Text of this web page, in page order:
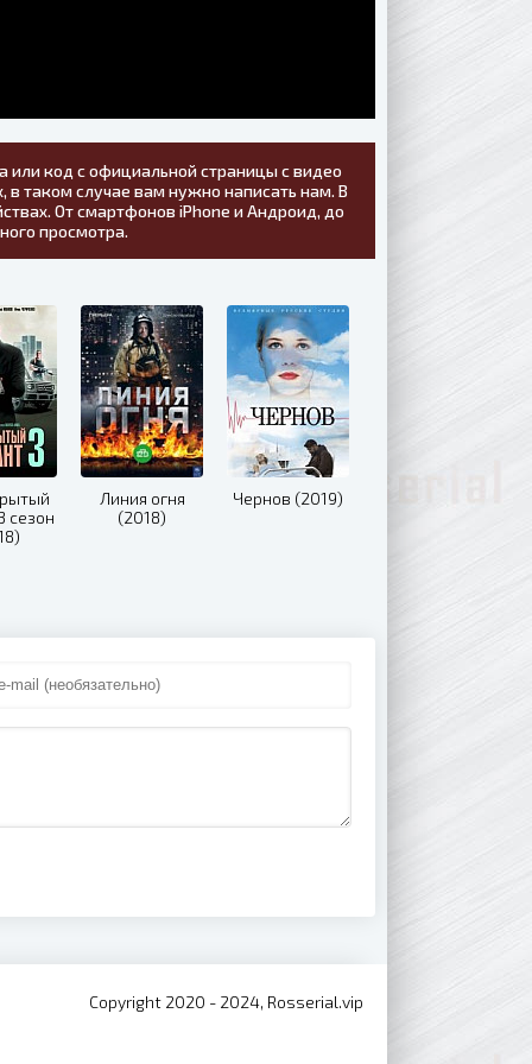
код с официальной страницы с видео
в таком случае вам нужно написать нам. В
От смартфонов iPhone и Андроид, до
просмотра.
сезон
Линия огня
(2018)
Чернов (2019)
Copyright 2020 - 2024, Rosserial.vip